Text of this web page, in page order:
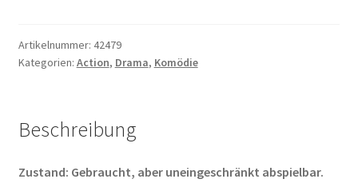
Dirty
Dozen
Artikelnummer: 42479
Kategorien: Action, Drama, Komödie
Beschreibung
Zustand: Gebraucht, aber uneingeschränkt abspielbar.